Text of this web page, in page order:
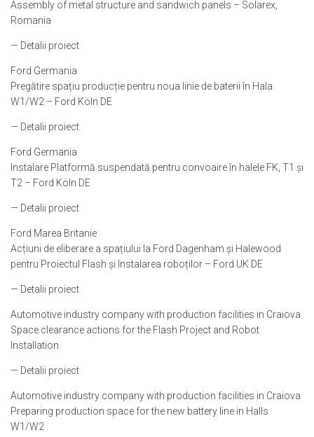
Assembly of metal structure and sandwich panels – Solarex,
Romania
— Detalii proiect
Ford Germania
Pregătire spațiu producție pentru noua linie de baterii în Hala
W1/W2 – Ford Köln DE
— Detalii proiect
Ford Germania
Instalare Platformă suspendată pentru convoaire în halele FK, T1 și
T2 – Ford Köln DE
— Detalii proiect
Ford Marea Britanie
Acțiuni de eliberare a spațiului la Ford Dagenham și Halewood
pentru Proiectul Flash și Instalarea roboților – Ford UK DE
— Detalii proiect
Automotive industry company with production facilities in Craiova
Space clearance actions for the Flash Project and Robot
Installation
— Detalii proiect
Automotive industry company with production facilities in Craiova
Preparing production space for the new battery line in Halls
W1/W2